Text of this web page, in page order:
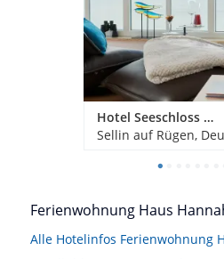
Hotel Seeschloss Sellin
Sellin auf Rügen,
Ferienwohnung Haus
Alle Hotelinfos Ferienwohnung